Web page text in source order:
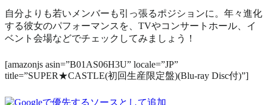
自分よりも若いメンバーも引っ張るポジションに。年々進化
する彼女のパフォーマンスを、TVやコンサートホール、イ
ベント会場などでチェックしてみましょう！
[amazonjs asin=”B01AS06H3U” locale=”JP”
title=”SUPER★CASTLE(初回生産限定盤)(Blu-ray Disc付)”]